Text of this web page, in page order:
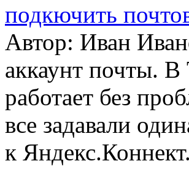
подкючить
Автор: Иван
аккаунт почты.
работает без
все задавали
к